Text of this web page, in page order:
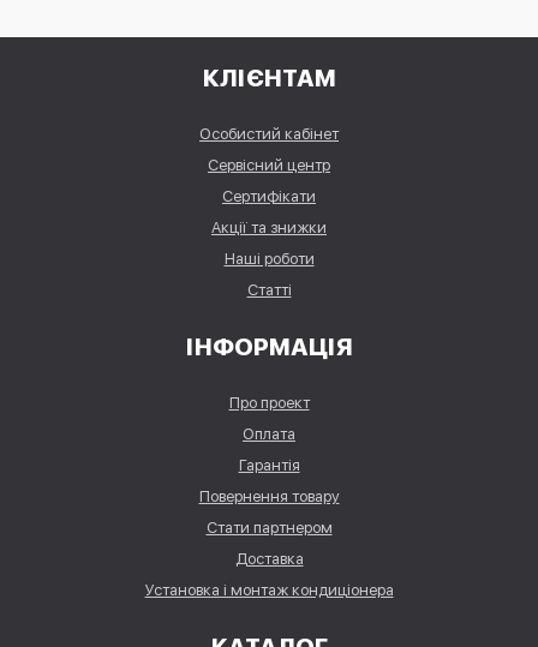
КЛІЄНТАМ
Особистий кабінет
Сервісний центр
Сертифікати
Акції та знижки
Наші роботи
Статті
ІНФОРМАЦІЯ
Про проект
Оплата
Гарантія
Повернення товару
Стати партнером
Доставка
Установка і монтаж кондиціонера